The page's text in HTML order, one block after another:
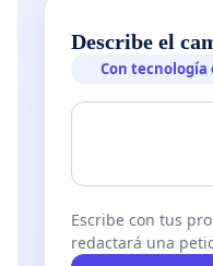
Describe el
Con tecnología
Escribe con tus
redactará una